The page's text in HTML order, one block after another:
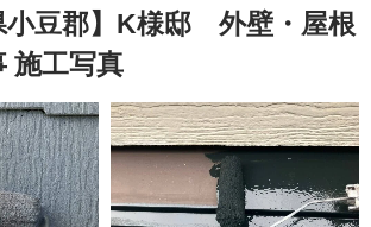
小豆郡】K様邸 外壁・屋根
施工写真